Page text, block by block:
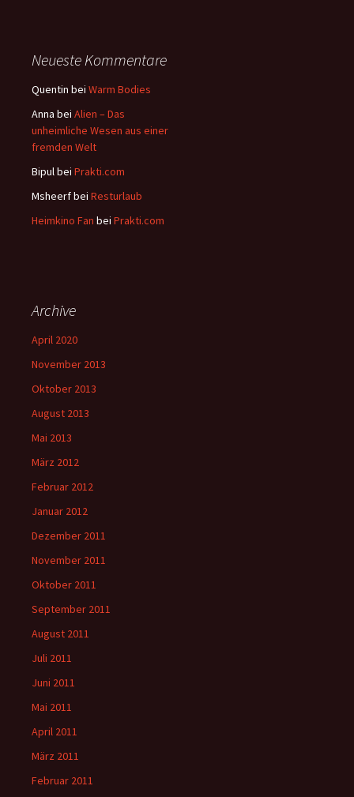
Neueste Kommentare
Quentin bei Warm Bodies
Anna bei Alien – Das
unheimliche Wesen aus einer
fremden Welt
Bipulbei Prakti.com
Msheerfbei Resturlaub
Heimkino Fan bei Prakti.com
Archive
April 2020
November 2013
Oktober 2013
August 2013
Mai 2013
März 2012
Februar 2012
Januar 2012
Dezember 2011
November 2011
Oktober 2011
September 2011
August 2011
Juli 2011
Juni 2011
Mai 2011
April 2011
März 2011
Februar 2011